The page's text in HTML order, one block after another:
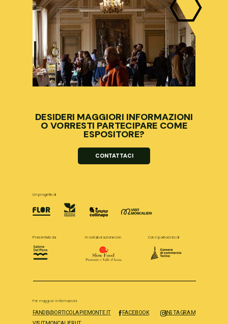
Per maggiori informazioni
FANDB@ORTICOLAPIEMONTE.IT FACEBOOK INSTAGRAM
CONTATTACI
DESIDERI MAGGIORI INFORMAZIONI
O VORRESTI PARTECIPARE COME
ESPOSITORE?
In collaborazione con
Un progetto di
Presentato da Con il patrocinio di